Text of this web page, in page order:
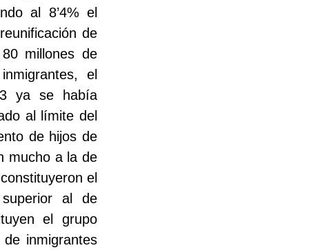
al 8’4% el
de
millones de
el
ya se había
al límite del
de hijos de
mucho a la de
el
al de
el grupo
inmigrantes